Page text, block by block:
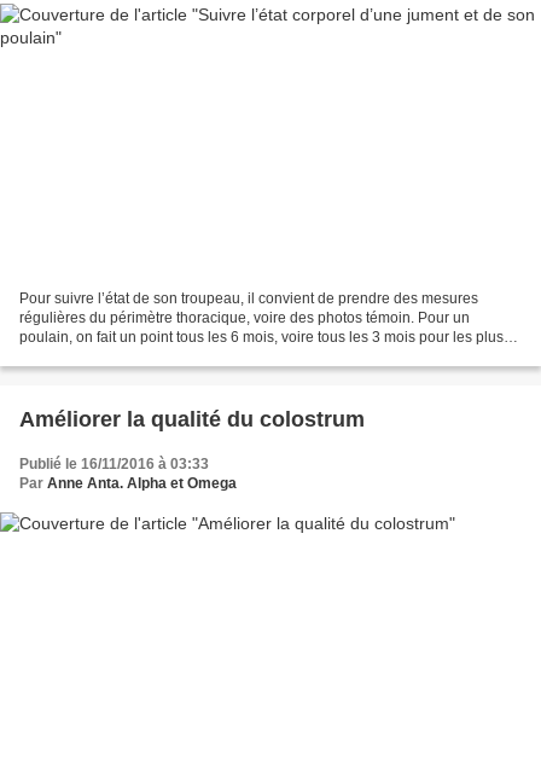
Pour suivre l’état de son troupeau, il convient de prendre des mesures
régulières du périmètre thoracique, voire des photos témoin. Pour un
poulain, on fait un point tous les 6 mois, voire tous les 3 mois pour les plus
Améliorer la qualité du colostrum
Publié le 16/11/2016 à 03:33
Par Anne Anta. Alpha et Omega